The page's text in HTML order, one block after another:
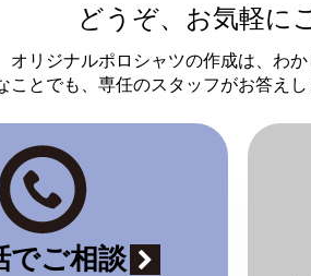
どうぞ、お気軽に
オリジナルポロシャツの作成は、わか
ことでも、専任のスタッフがお答え
でご相談